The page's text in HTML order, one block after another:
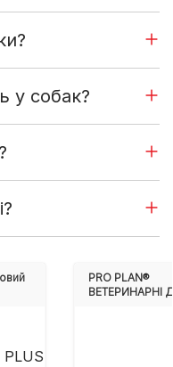
у собак?
PRO PLAN®
ВЕТЕРИНАРНІ